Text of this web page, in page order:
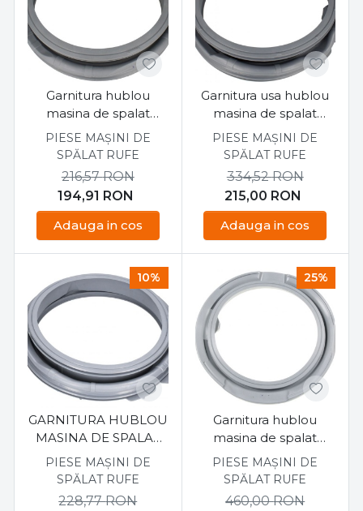
Garnitura hublou
masina de spalat
Samsung
WW90M644OPX/LE
PIESE MAȘINI DE
SPĂLAT RUFE
194,91 RON
216,57RON
Adauga in cos
Garnitura usa hublou
masina de spalat
Samsung
WW80T4540AXLE
PIESE MAȘINI DE
SPĂLAT RUFE
215,00 RON
334,52RON
Adauga in cos
10%
GARNITURA HUBLOU
MASINA DE SPALAT
SAMSUNG
DC6402888A
PIESE MAȘINI DE
SPĂLAT RUFE
228,77RON
25%
Garnitura hublou
masina de spalat
Samsung DC64-
02605A
PIESE MAȘINI DE
SPĂLAT RUFE
460,00RON